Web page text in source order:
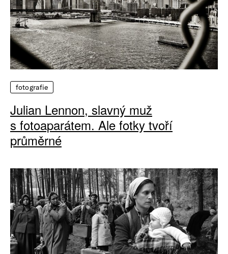
fotografie
Julian Lennon, slavný muž
s fotoaparátem. Ale fotky tvoří
průměrné